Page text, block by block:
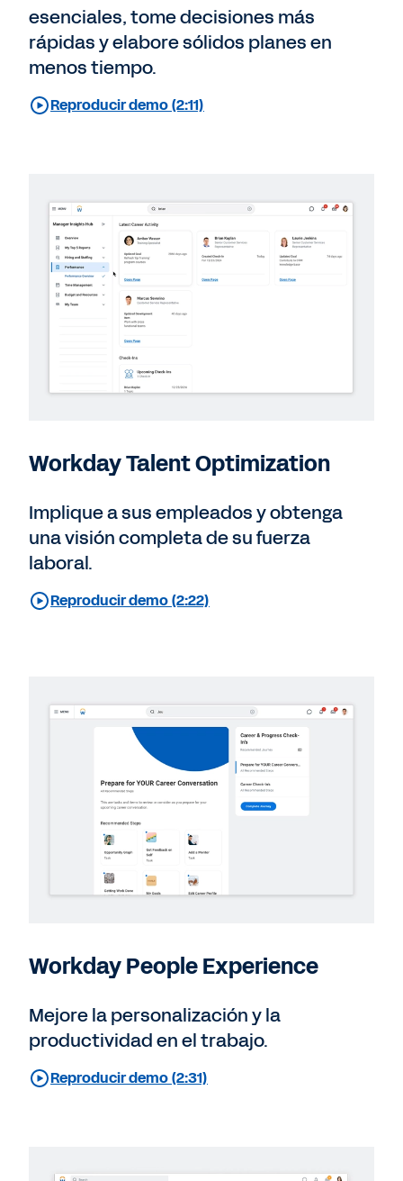
esenciales, tome decisiones más
rápidas y elabore sólidos planes en
menos tiempo.
Reproducir demo (2:11)
Workday Talent Optimization
Implique a sus empleados y obtenga
una visión completa de su fuerza
laboral.
Reproducir demo (2:22)
Workday People Experience
Mejore la personalización y la
productividad en el trabajo.
Reproducir demo (2:31)